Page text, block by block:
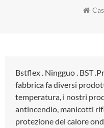
Bstflex . Ningguo . BST
fabbrica fa diversi
temperatura, i nostri
antincendio, manicotti
protezione del calore